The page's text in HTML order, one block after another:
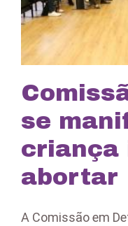
se
criança
abortar
A Comissão em